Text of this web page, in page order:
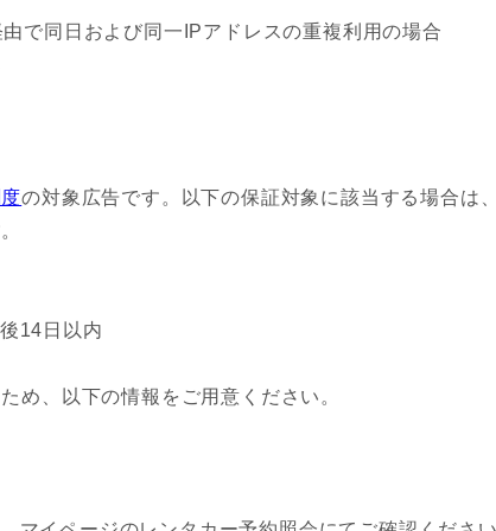
で同日および同一IPアドレスの重複利用の場合
の対象広告です。以下の保証対象に該当する場合は
14日以内
め、以下の情報をご用意ください。